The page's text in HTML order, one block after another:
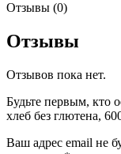
Отзывы (0)
Отзывы
Отзывов пока нет.
Будьте первым, кто
хлеб без глютена,
Ваш адрес email не